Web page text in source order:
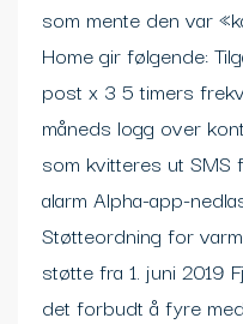
som mente den var
Home gir følgende:
post x 3 5 timers
måneds logg over
som kvitteres ut SMS
alarm Alpha-app-
Støtteordning for
støtte fra 1. juni 2019
det forbudt å fyre